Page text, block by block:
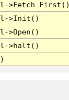
>Init()
>Open()
>halt()